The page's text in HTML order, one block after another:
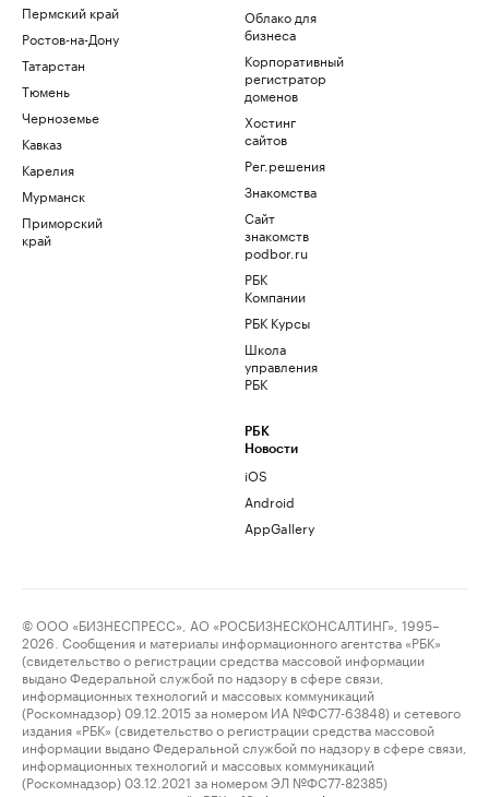
Пермский край
Ростов-на-Дону
Татарстан
Тюмень
Черноземье
Кавказ
Карелия
Мурманск
Приморский
край
Облако для
бизнеса
Корпоративный
регистратор
доменов
Хостинг
сайтов
Рег.решения
Знакомства
Сайт
знакомств
podbor.ru
РБК
Компании
РБК Курсы
Школа
управления
РБК
РБК
Новости
iOS
Android
AppGallery
© ООО «БИЗНЕСПРЕСС», АО «РОСБИЗНЕСКОНСАЛТИНГ», 1995–
2026. Сообщения и материалы информационного агентства «РБК»
(свидетельство о регистрации средства массовой информации
выдано Федеральной службой по надзору в сфере связи,
информационных технологий и массовых коммуникаций
(Роскомнадзор) 09.12.2015 за номером ИА №ФС77-63848) и сетевого
издания «РБК» (свидетельство о регистрации средства массовой
информации выдано Федеральной службой по надзору в сфере связи,
информационных технологий и массовых коммуникаций
(Роскомнадзор) 03.12.2021 за номером ЭЛ №ФС77-82385)